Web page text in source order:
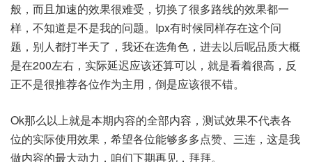
般，而且加速的效果很难受，切换了很多路线的效果都一
样，不知道是不是我的问题。Ipx有时候同样存在这个问
题，别人都打半天了，我还在选角色，进去以后呢品质大概
是在200左右，实际延迟应该还算可以，就是看着很高，反
正不是很推荐各位作为主用，倒是应该很不错。
Ok那么以上就是本期内容的全部内容，测试效果不代表各
位的实际使用效果，希望各位能够多多点赞、三连，这是我
做内容的最大动力，咱们下期再见，拜拜。